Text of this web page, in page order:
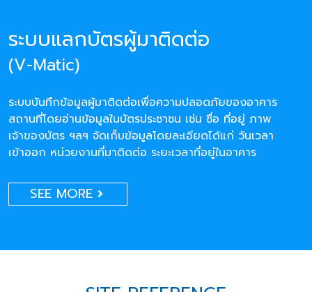
ระบบแลกบัตรผู้มาติดต่อ
(V-Matic)
ระบบบันทึกข้อมูลผู้มาติดต่อเพื่อความปลอดภัยของอาคาร
สถานที่โดยอ่านข้อมูลในบัตรประชาชน เช่น ชื่อ ที่อยู่ ภาพ
เจ้าของบัตร ฯลฯ จัดเก็บข้อมูลโดยละเอียดได้แก่ วันเวลา
เข้าออก หน่วยงานที่มาติดต่อ ระยะเวลาที่อยู่ในอาคาร
SEE MORE